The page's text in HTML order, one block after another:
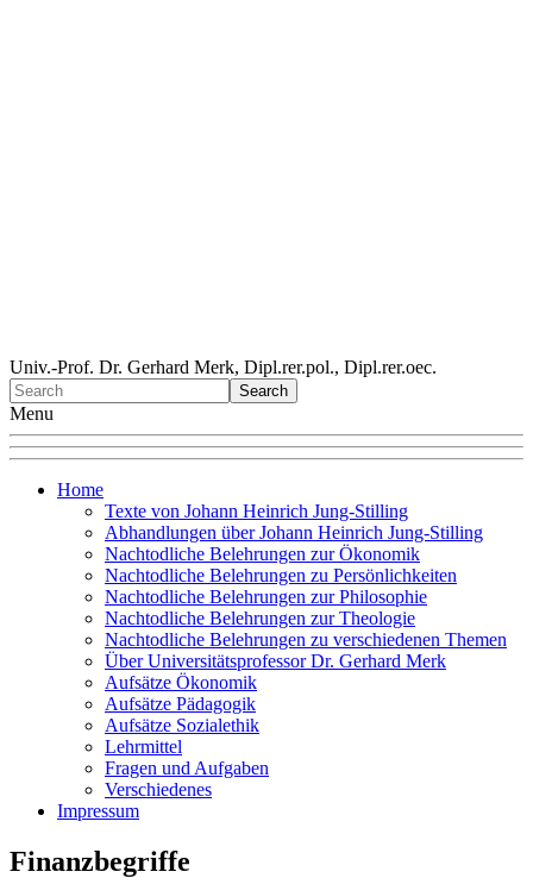
Univ.-Prof. Dr. Gerhard Merk, Dipl.rer.pol., Dipl.rer.oec.
Menu
Home
Texte von Johann Heinrich Jung-Stilling
Abhandlungen über Johann Heinrich Jung-Stilling
Nachtodliche Belehrungen zur Ökonomik
Nachtodliche Belehrungen zu Persönlichkeiten
Nachtodliche Belehrungen zur Philosophie
Nachtodliche Belehrungen zur Theologie
Nachtodliche Belehrungen zu verschiedenen Themen
Über Universitätsprofessor Dr. Gerhard Merk
Aufsätze Ökonomik
Aufsätze Pädagogik
Aufsätze Sozialethik
Lehrmittel
Fragen und Aufgaben
Verschiedenes
Impressum
Finanzbegriffe